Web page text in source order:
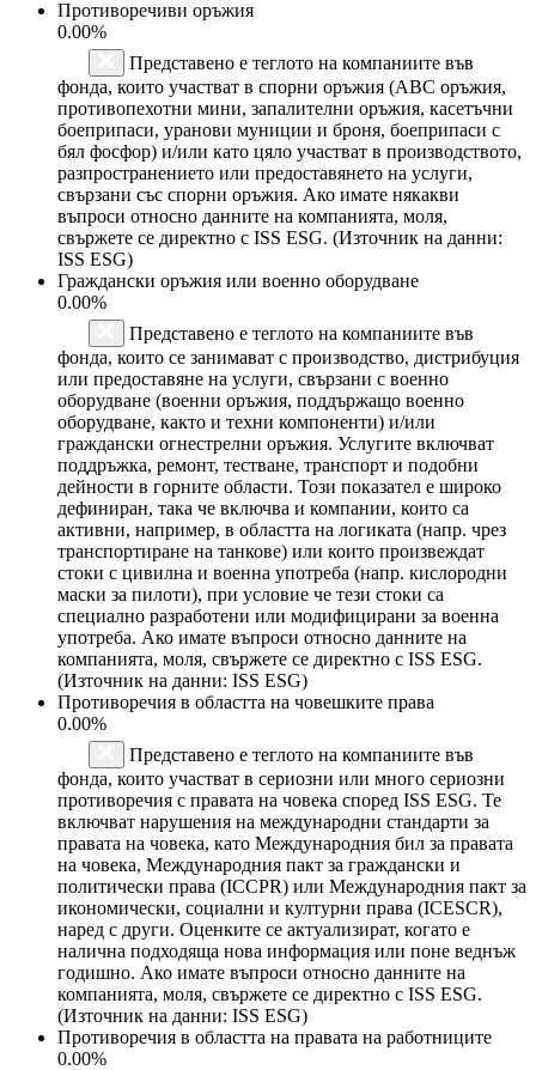
Противоречиви оръжия
0.00%
Представено е теглото на компаниите във
фонда, които участват в спорни оръжия (ABC оръжия,
противопехотни мини, запалителни оръжия, касетъчни
боеприпаси, уранови муниции и броня, боеприпаси с
бял фосфор) и/или като цяло участват в производството,
разпространението или предоставянето на услуги,
свързани със спорни оръжия. Ако имате някакви
въпроси относно данните на компанията, моля,
свържете се директно с ISS ESG. (Източник на данни:
ISS ESG)
Граждански оръжия или военно оборудване
0.00%
Представено е теглото на компаниите във
фонда, които се занимават с производство, дистрибуция
или предоставяне на услуги, свързани с военно
оборудване (военни оръжия, поддържащо военно
оборудване, както и техни компоненти) и/или
граждански огнестрелни оръжия. Услугите включват
поддръжка, ремонт, тестване, транспорт и подобни
дейности в горните области. Този показател е широко
дефиниран, така че включва и компании, които са
активни, например, в областта на логиката (напр. чрез
транспортиране на танкове) или които произвеждат
стоки с цивилна и военна употреба (напр. кислородни
маски за пилоти), при условие че тези стоки са
специално разработени или модифицирани за военна
употреба. Ако имате въпроси относно данните на
компанията, моля, свържете се директно с ISS ESG.
(Източник на данни: ISS ESG)
Противоречия в областта на човешките права
0.00%
Представено е теглото на компаниите във
фонда, които участват в сериозни или много сериозни
противоречия с правата на човека според ISS ESG. Те
включват нарушения на международни стандарти за
правата на човека, като Международния бил за правата
на човека, Международния пакт за граждански и
политически права (ICCPR) или Международния пакт за
икономически, социални и културни права (ICESCR),
наред с други. Оценките се актуализират, когато е
налична подходяща нова информация или поне веднъж
годишно. Ако имате въпроси относно данните на
компанията, моля, свържете се директно с ISS ESG.
(Източник на данни: ISS ESG)
Противоречия в областта на правата на работниците
0.00%